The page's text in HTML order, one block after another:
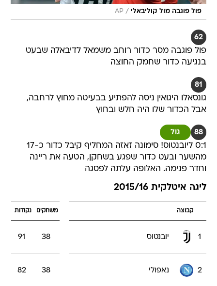
פול פוגבה מול קוליבאלי /
AP
62
פול פוגבה מסר כדור רוחב משמאל לדיבאלה שבעט
בנגיעה כדור שחמק החוצה
81
גונסאלו היגואין ניסה להפתיע בבעיטה מחוץ לרחבה,
אבל הכדור שלו היה חלש ובחוץ
88 גול
0:1 ליובנטוס! סימונה זאזה המחליף קיבל כדור כ-17
מהשער ובעט כדור שפגע בשחקן, הטעה את ריינה
וחדר פנימה. האלופה עלתה לפסגה
ליגה איטלקית 2015/16
קבוצה משחקים נקודות
1 יובנטוס 38
91
2 נאפולי 38
82